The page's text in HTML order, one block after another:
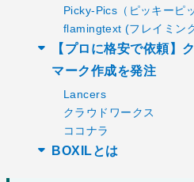
Picky-Pics（ピッキーピ
flamingtext (フレイミン
【プロに格安で依頼】
マーク作成を発注
Lancers
クラウドワークス
ココナラ
BOXILとは